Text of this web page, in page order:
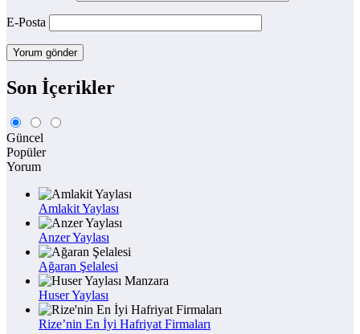
E-Posta
Son İçerikler
Güncel
Popüler
Yorum
Amlakit Yaylası
Anzer Yaylası
Ağaran Şelalesi
Huser Yaylası
Rize’nin En İyi Hafriyat Firmaları